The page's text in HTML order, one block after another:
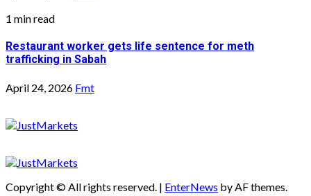
1 min read
Restaurant worker gets life sentence for meth
trafficking in Sabah
April 24, 2026 Fmt
Copyright © All rights reserved. | EnterNews by AF themes.